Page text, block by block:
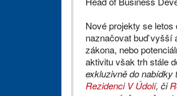
Nové projekty se
naznačovat buď vyšší
zákona, nebo
aktivitu však trh stále
exkluzivně do
Rezidenci V Údolí, či